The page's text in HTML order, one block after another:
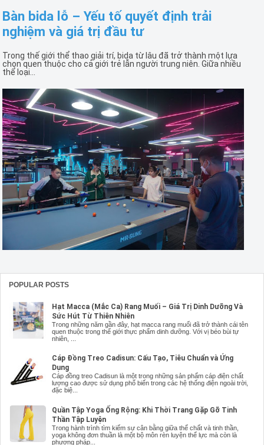
Bàn bida lỗ – Yếu tố quyết định trải
nghiệm và giá trị đầu tư
Trong thế giới thể thao giải trí, bida từ lâu đã trở thành một lựa
chọn quen thuộc cho cả giới trẻ lẫn người trung niên. Giữa nhiều
thể loại...
POPULAR POSTS
Hạt Macca (Mắc Ca) Rang Muối – Giá Trị Dinh Dưỡng Và
Sức Hút Từ Thiên Nhiên
Trong những năm gần đây, hạt macca rang muối đã trở thành cái tên
quen thuộc trong thế giới thực phẩm dinh dưỡng. Với vị béo bùi tự
nhiên, ...
Cáp Đồng Treo Cadisun: Cấu Tạo, Tiêu Chuẩn và Ứng
Dụng
Cáp đồng treo Cadisun là một trong những sản phẩm cáp điện chất
lượng cao được sử dụng phổ biến trong các hệ thống điện ngoài trời,
đặc biệ...
Quần Tập Yoga Ống Rộng: Khi Thời Trang Gặp Gỡ Tinh
Thần Tập Luyện
Trong hành trình tìm kiếm sự cân bằng giữa thể chất và tinh thần,
yoga không đơn thuần là một bộ môn rèn luyện thể lực mà còn là
phương pháp...